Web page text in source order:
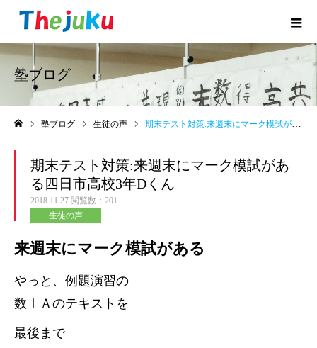
塾ブログ
塾ブログ 生徒の声 期末テスト対策:来週末にマーク模試がある四日市高校3年Dくん
期末テスト対策:来週末にマーク模試があ
る四日市高校3年Dくん
2018.11.27 閲覧数：201
生徒の声
来週末にマーク模試がある
やっと、例題演習の
数ⅠＡのテキストを
最後まで